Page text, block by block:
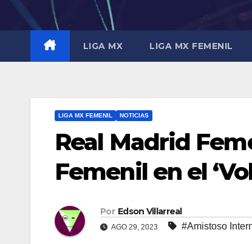
LIGA MX LIGA MX FEMENIL
LIGA MX FEMENIL NOTICIAS
Real Madrid
Femenil en el
Por Edson Villarreal
AGO 29, 2023 #Amistoso